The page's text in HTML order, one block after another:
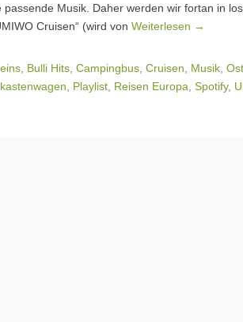
Musik. Daher werden wir fortan in
Cruisen“ (wird von Weiterlesen →
Bulli Hits Campingbus Cruisen Musik
Playlist Reisen Europa Spotify,